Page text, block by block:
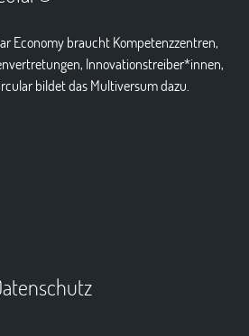
Economy braucht Kompetenzzentren,
Innovationstreiber*innen,
bildet das Multiversum dazu.
zu
Bewertungssiegel